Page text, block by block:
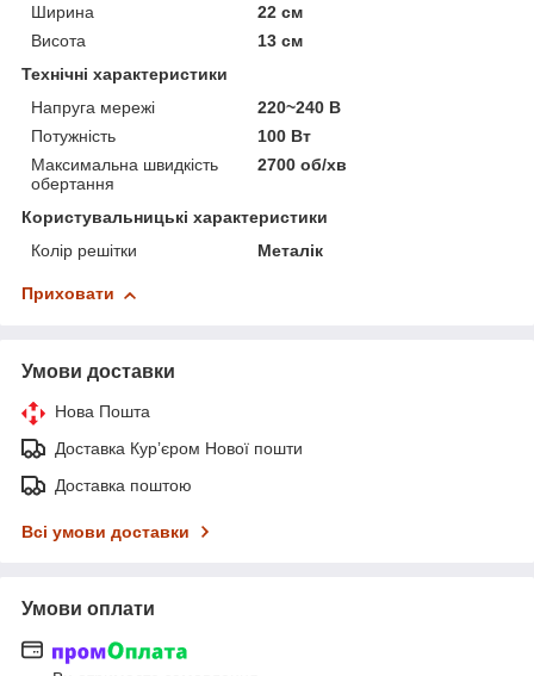
Ширина
22 см
Висота
13 см
Технічні характеристики
Напруга мережі
220~240 В
Потужність
100 Вт
Максимальна швидкість
обертання
2700 об/хв
Користувальницькі характеристики
Колір решітки
Металік
Приховати
Умови доставки
Нова Пошта
Доставка Курʼєром Нової пошти
Доставка поштою
Всі умови доставки
Умови оплати